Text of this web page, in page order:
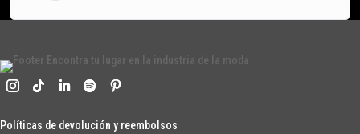
Políticas de devolución y reembolsos